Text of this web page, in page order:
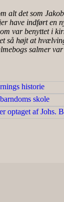
alt det som
have indført en
var benyttet i
så højt at
salmer